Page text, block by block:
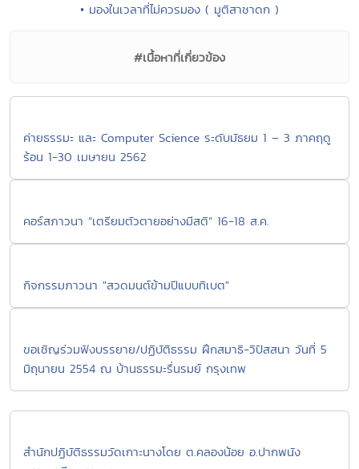
• มองในเวลาที่ไม่ควรมอง ( มูติสาชาดก )
#เนื้อหาที่เกี่ยวข้อง
ค่ายธรรมะ และ Computer Science ระดับมัธยม 1 – 3 ภาคฤดู
ร้อน 1-30 เมษายน 2562
คอร์สภาวนา “เตรียมตัวตายอย่างมีสติ” 16-18 ส.ค.
กิจกรรมภาวนา "สวดมนต์ข้ามปีแบบทิเบต"
ขอเชิญร่วมฟังบรรยาย/ปฏิบัติธรรม ฝึกสมาธิ-วิปัสสนา วันที่ 5
มิถุนายน 2554 ณ บ้านธรรมะรื่นรมย์ กรุงเทพ
สำนักปฏิบัติธรรมวัดเกาะนางโดย ต.คลองน้อย อ.ปากพนัง